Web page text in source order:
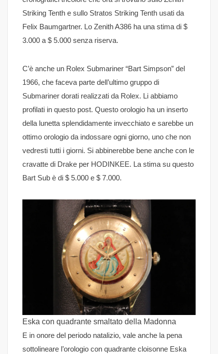
Striking Tenth e sullo Stratos Striking Tenth usati da
Felix Baumgartner. Lo Zenith A386 ha una stima di $
3.000 a $ 5.000 senza riserva.
C’è anche un Rolex Submariner “Bart Simpson” del
1966, che faceva parte dell’ultimo gruppo di
Submariner dorati realizzati da Rolex. Li abbiamo
profilati in questo post. Questo orologio ha un inserto
della lunetta splendidamente invecchiato e sarebbe un
ottimo orologio da indossare ogni giorno, uno che non
vedresti tutti i giorni. Si abbinerebbe bene anche con le
cravatte di Drake per HODINKEE. La stima su questo
Bart Sub è di $ 5.000 e $ 7.000.
Eska con quadrante smaltato della Madonna
E in onore del periodo natalizio, vale anche la pena
sottolineare l’orologio con quadrante cloisonne Eska